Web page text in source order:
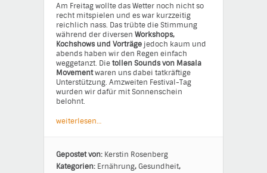
Am Freitag wollte das Wetter noch nicht so
recht mitspielen und es war kurzzeitig
reichlich nass. Das trübte die Stimmung
während der diversen Workshops,
Kochshows und Vorträge jedoch kaum und
abends haben wir den Regen einfach
weggetanzt. Dietollen Sounds von Masala
Movementwaren uns dabei tatkräftige
Unterstützung. Amzweiten Festival-Tag
wurden wir dafür mit Sonnenschein
belohnt.
weiterlesen…
Gepostet von: Kerstin Rosenberg
Kategorien: Ernährung, Gesundheit,